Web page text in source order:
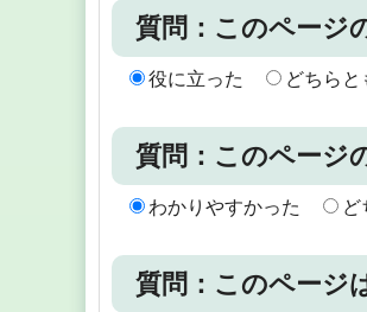
質問：このページ
役に立った どちらと
質問：このページ
わかりやすかった ど
質問：このページ